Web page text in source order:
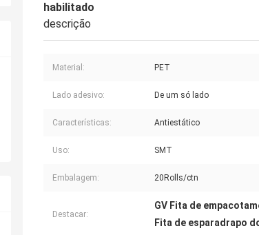
habilitado
descrição
Material: PET
Lado adesivo: De um só lado
Características: Antiestático
Uso: SMT
Embalagem: 20Rolls/ctn
Destacar:
GV Fita de
Fita de esparadrapo